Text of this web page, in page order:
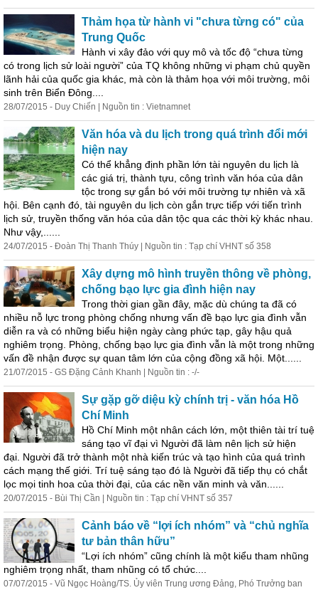
Thảm họa từ hành vi "chưa từng có" của
Trung Quốc
Hành vi xây đảo với quy mô và tốc độ “chưa từng
có trong lịch sử loài người” của TQ không những vi phạm chủ quyền
lãnh hải của quốc gia khác, mà còn là thảm họa với môi trường, môi
sinh trên Biển Đông....
28/07/2015 - Duy Chiến | Nguồn tin : Vietnamnet
Văn hóa và du lịch trong quá trình đổi mới
hiện nay
Có thể khẳng định phần lớn tài nguyên du lịch là
các giá trị, thành tựu, công trình văn hóa của dân
tộc trong sự gắn bó với môi trường tự nhiên và xã
hội. Bên cạnh đó, tài nguyên du lịch còn gắn trực tiếp với tiến trình
lịch sử, truyền thống văn hóa của dân tộc qua các thời kỳ khác nhau.
Như vậy,......
24/07/2015 - Đoàn Thị Thanh Thúy | Nguồn tin : Tạp chí VHNT số 358
Xây dựng mô hình truyền thông về phòng,
chống bạo lực gia đình hiện nay
Trong thời gian gần đây, mặc dù chúng ta đã có
nhiều nỗ lực trong phòng chống nhưng vấn đề bạo lực gia đình vẫn
diễn ra và có những biểu hiện ngày càng phức tạp, gây hậu quả
nghiêm trọng. Phòng, chống bạo lực gia đình vẫn là một trong những
vấn đề nhận được sự quan tâm lớn của cộng đồng xã hội. Một......
21/07/2015 - GS Đặng Cảnh Khanh | Nguồn tin : -/-
Sự gặp gỡ diệu kỳ chính trị - văn hóa Hồ
Chí Minh
Hồ Chí Minh một nhân cách lớn, một thiên tài trí tuệ
sáng tạo vĩ đại vì Người đã làm nên lịch sử hiện
đại. Người đã trở thành một nhà kiến trúc và tạo hình của quá trình
cách mạng thế giới. Trí tuệ sáng tạo đó là Người đã tiếp thụ có chắt
lọc mọi tinh hoa của thời đại, của các nền văn minh và văn......
20/07/2015 - Bùi Thị Cần | Nguồn tin : Tạp chí VHNT số 357
Cảnh báo về “lợi ích nhóm” và “chủ nghĩa
tư bản thân hữu”
“Lợi ích nhóm” cũng chính là một kiểu tham nhũng
nghiêm trọng nhất, tham nhũng có tổ chức....
07/07/2015 - Vũ Ngọc Hoàng/TS. Ủy viên Trung ương Đảng, Phó Trưởng ban